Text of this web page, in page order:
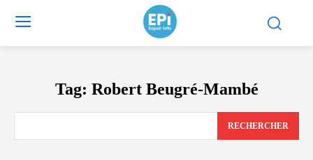
Tag: Robert Beugré-Mambé
RECHERCHER